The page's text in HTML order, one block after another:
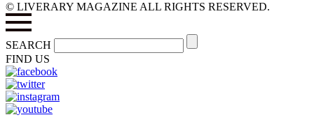
© LIVERARY MAGAZINE ALL RIGHTS RESERVED.
SEARCH
FIND US